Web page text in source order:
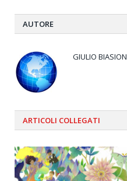
AUTORE
GIULIO BIASION
ARTICOLI COLLEGATI